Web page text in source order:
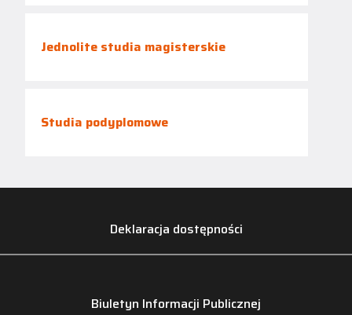
Jednolite studia magisterskie
Studia podyplomowe
Deklaracja dostępności
Biuletyn Informacji Publicznej